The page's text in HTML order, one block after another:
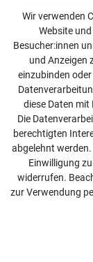
Anrufe
Wir verwenden
Website
Besucher:innen
und Anzeigen
einzubinden
diese Daten mit
Die
berechtigten
abgelehnt
Einwilligung
widerrufen.
zur Verwendung